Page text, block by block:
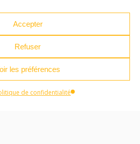
Accepter
Refuser
les préférences
de confidentialité
Régiment d'Infanterie
Le Puy-en-Velay